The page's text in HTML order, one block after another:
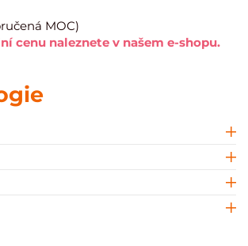
MOC)
cenu naleznete v našem e-shopu.